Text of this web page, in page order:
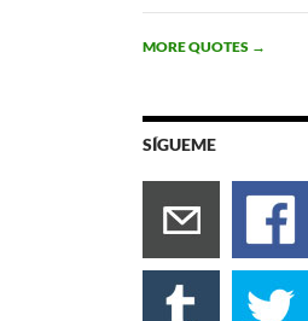
MORE QUOTES →
SÍGUEME